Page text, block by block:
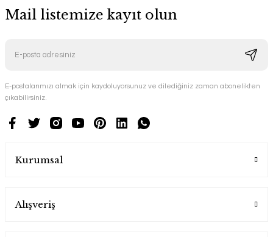
Mail listemize kayıt olun
E-postalarımızı almak için kaydoluyorsunuz ve dilediğiniz zaman abonelikten
çıkabilirsiniz.
Kurumsal
Alışveriş